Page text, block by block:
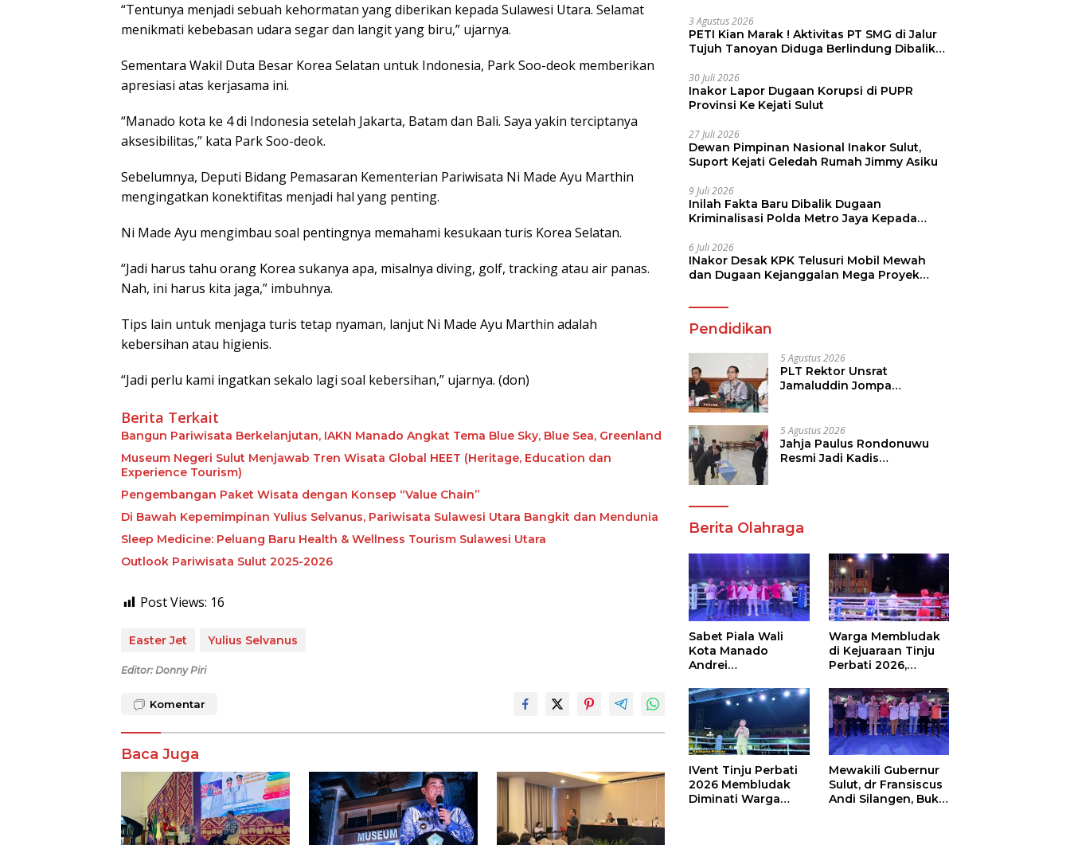
“Tentunya menjadi sebuah kehormatan yang diberikan kepada Sulawesi Utara. Selamat
menikmati kebebasan udara segar dan langit yang biru,” ujarnya.
Sementara Wakil Duta Besar Korea Selatan untuk Indonesia, Park Soo-deok memberikan
apresiasi atas kerjasama ini.
“Manado kota ke 4 di Indonesia setelah Jakarta, Batam dan Bali. Saya yakin terciptanya
aksesibilitas,” kata Park Soo-deok.
Sebelumnya, Deputi Bidang Pemasaran Kementerian Pariwisata Ni Made Ayu Marthin
mengingatkan konektifitas menjadi hal yang penting.
Ni Made Ayu mengimbau soal pentingnya memahami kesukaan turis Korea Selatan.
“Jadi harus tahu orang Korea sukanya apa, misalnya diving, golf, tracking atau air panas.
Nah, ini harus kita jaga,” imbuhnya.
Tips lain untuk menjaga turis tetap nyaman, lanjut Ni Made Ayu Marthin adalah
kebersihan atau higienis.
“Jadi perlu kami ingatkan sekalo lagi soal kebersihan,” ujarnya. (don)
Berita Terkait
Bangun Pariwisata Berkelanjutan, IAKN Manado Angkat Tema Blue Sky, Blue Sea, Greenland
Museum Negeri Sulut Menjawab Tren Wisata Global HEET (Heritage, Education dan
Experience Tourism)
Pengembangan Paket Wisata dengan Konsep “Value Chain”
Di Bawah Kepemimpinan Yulius Selvanus, Pariwisata Sulawesi Utara Bangkit dan Mendunia
Sleep Medicine: Peluang Baru Health & Wellness Tourism Sulawesi Utara
Outlook Pariwisata Sulut 2025-2026
Post Views: 16
Easter Jet Yulius Selvanus
Editor: Donny Piri
Komentar
Baca Juga
3 Agustus 2026
PETI Kian Marak ! Aktivitas PT SMG di Jalur
Tujuh Tanoyan Diduga Berlindung Dibalik
30 Juli 2026
Inakor Lapor Dugaan Korupsi di PUPR
Provinsi Ke Kejati Sulut
27 Juli 2026
Dewan Pimpinan Nasional Inakor Sulut,
Suport Kejati Geledah Rumah Jimmy Asiku
9 Juli 2026
Inilah Fakta Baru Dibalik Dugaan
Kriminalisasi Polda Metro Jaya Kepada
6 Juli 2026
INakor Desak KPK Telusuri Mobil Mewah
dan Dugaan Kejanggalan Mega Proyek
Pendidikan
5 Agustus 2026
PLT Rektor Unsrat
Jamaluddin Jompa
Kampus Kondusif
5 Agustus 2026
Jahja Paulus Rondonuwu
Resmi Jadi Kadis
Berita Olahraga
Sabet Piala Wali
Kota Manado
Andrei
Boxing Camp Juara
Umum Tinju Perbati
2026
Warga Membludak
di Kejuaraan Tinju
Perbati 2026,
Piala Wali Kota
IVent Tinju Perbati
2026 Membludak
Diminati Warga
Mewakili Gubernur
Sulut, dr Fransiscus
Andi Silangen, Buka